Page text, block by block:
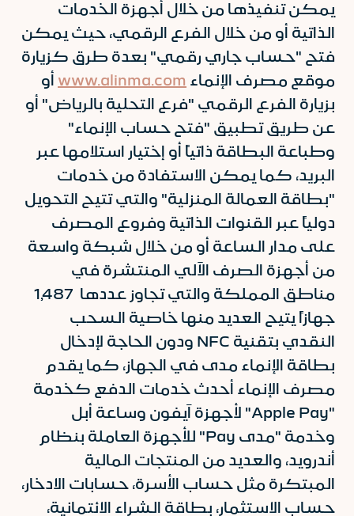
يمكن تنفيذها من خلال أجهزة الخدمات
الذاتية أو من خلال الفرع الرقمي، حيث يمكن
فتح "حساب جاري رقمي" بعدة طرق كزيارة
موقع مصرف الإنماء www.alinma.com أو
بزيارة الفرع الرقمي "فرع التحلية بالرياض" أو
عن طريق تطبيق "فتح حساب الإنماء"
وطباعة البطاقة ذاتياً أو إختيار استلامها عبر
البريد، كما يمكن الاستفادة من خدمات
"بطاقة العمالة المنزلية" والتي تتيح التحويل
دولياً عبر القنوات الذاتية وفروع المصرف
على مدار الساعة أو من خلال شبكة واسعة
من أجهزة الصرف الآلي المنتشرة في
مناطق المملكة والتي تجاوز عددها 1,487
جهازاً يتيح العديد منها خاصية السحب
النقدي بتقنية NFC ودون الحاجة لإدخال
بطاقة الإنماء مدى في الجهاز، كما يقدم
مصرف الإنماء أحدث خدمات الدفع كخدمة
"Apple Pay" لأجهزة آيفون وساعة أبل
وخدمة "مدى Pay" للأجهزة العاملة بنظام
أندرويد، والعديد من المنتجات المالية
المبتكرة مثل حساب الأسرة، حسابات الادخار،
حساب الاستثمار، بطاقة الشراء الائتمانية،